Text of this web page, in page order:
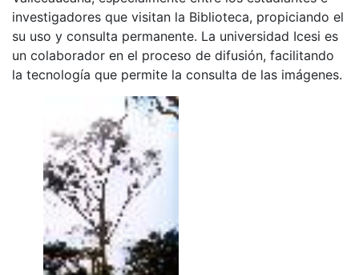
investigadores que visitan la Biblioteca, propiciando el
su uso y consulta permanente. La universidad Icesi es
un colaborador en el proceso de difusión, facilitando
la tecnología que permite la consulta de las imágenes.